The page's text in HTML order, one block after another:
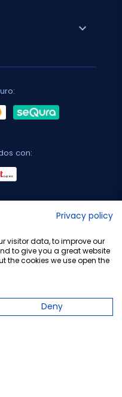
expand_more
con:
Privacy policy
visitor data, to improve our
to give you a great website
the cookies we use open the
Deny